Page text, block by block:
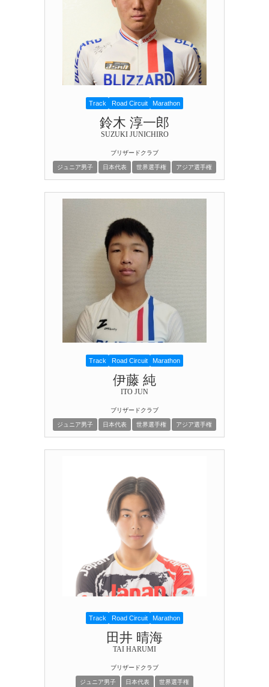
Track Road Circuit Marathon
鈴木 淳一郎
SUZUKI JUNICHIRO
ブリザードクラブ
ジュニア男子 日本代表 世界選手権 アジア選手権
Track Road Circuit Marathon
伊藤 純
ITO JUN
ブリザードクラブ
ジュニア男子 日本代表 世界選手権 アジア選手権
Track Road Circuit Marathon
田井 晴海
TAI HARUMI
ブリザードクラブ
ジュニア男子 日本代表 世界選手権